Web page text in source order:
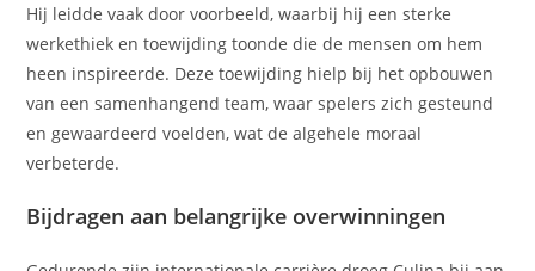
Hij leidde vaak door voorbeeld, waarbij hij een sterke
werkethiek en toewijding toonde die de mensen om hem
heen inspireerde. Deze toewijding hielp bij het opbouwen
van een samenhangend team, waar spelers zich gesteund
en gewaardeerd voelden, wat de algehele moraal
verbeterde.
Bijdragen aan belangrijke overwinningen